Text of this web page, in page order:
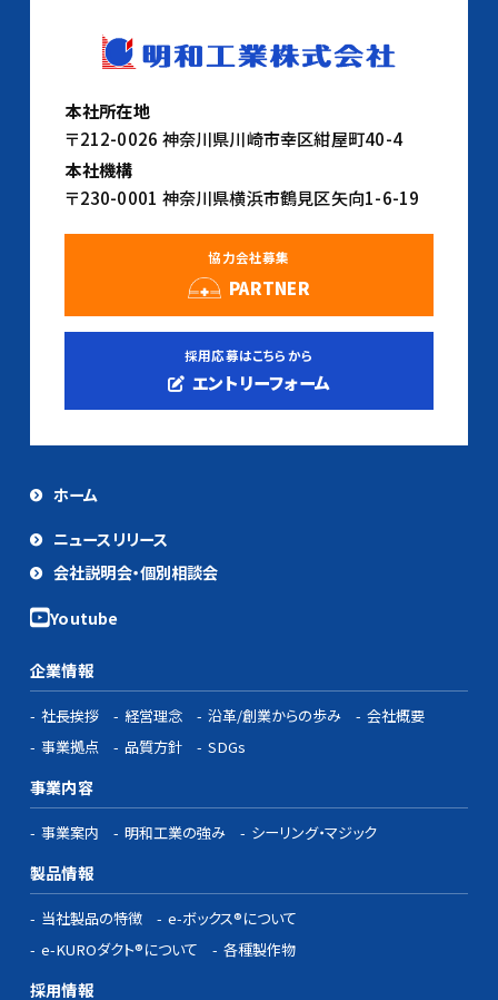
本社所在地
〒212-0026 神奈川県川崎市幸区紺屋町40-4
本社機構
〒230-0001 神奈川県横浜市鶴見区矢向1-6-19
協力会社募集
PARTNER
採用応募はこちらから
エントリーフォーム
ホーム
ニュースリリース
会社説明会・個別相談会
企業情報
社長挨拶 経営理念 沿革/創業からの歩み
会社概要
事業拠点
品質方針 SDGs
事業内容
事業案内 明和工業の強み シーリング・マジック
製品情報
当社製品の特徴
e-ボックス®について
e-KUROダクト®について
各種製作物
採用情報